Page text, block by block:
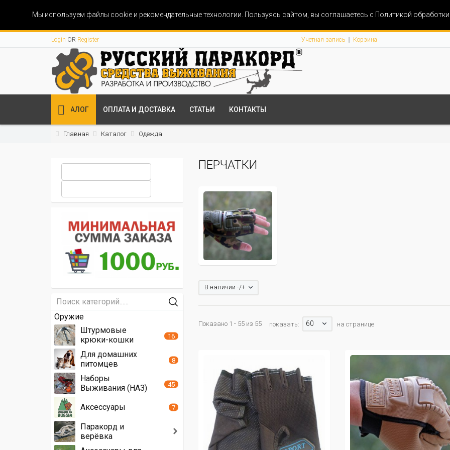
Мы используем файлы cookie и рекомендательные технологии. Пользуясь сайтом, вы соглашаетесь с Политикой
Login OR Register Учетная запись Корзина
КАТАЛОГ ОПЛАТА И ДОСТАВКА СТАТЬИ КОНТАКТЫ
Главная Каталог Одежда
ПЕРЧАТКИ
В наличии -/+
Показано 1 - 55 из 55 показать: 60 на странице
Оружие
Штурмовые
крюки-кошки
16
Для домашних
питомцев
8
Наборы
Выживания (НАЗ)
45
Аксессуары 7
Паракорд и
верёвка